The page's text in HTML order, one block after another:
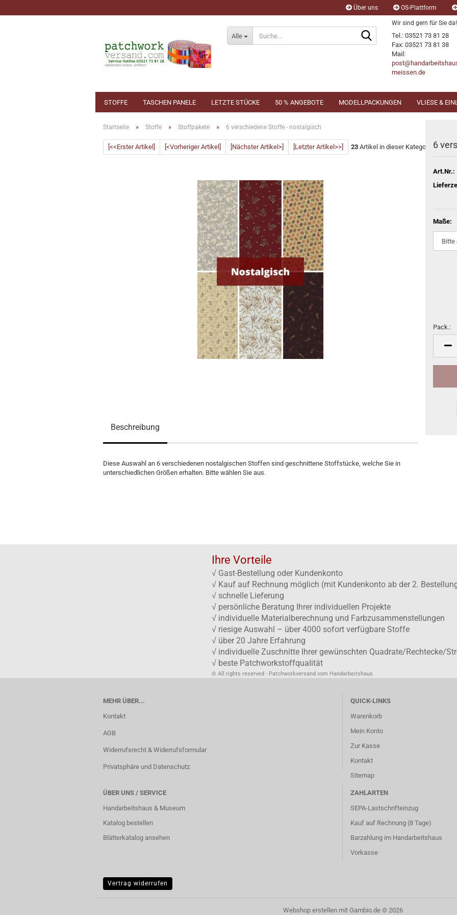
Über uns OS-Plattform
Alle
Wir sind gern für Sie da!
Tel.: 03521 73 81 28
Fax: 03521 73 81 38
Mail:
meissen.de
STOFFE TASCHEN PANELE LETZTE STÜCKE 50 % ANGEBOTE MODELLPACKUNGEN VLIESE &
Startseite » Stoffe » Stoffpakete » 6 verschiedene Stoffe - nostalgisch
[<<Erster Artikel] [<Vorheriger Artikel] [Nächster Artikel>] [Letzter Artikel>>] 23 Artikel in dieser Kategorie 6
Art.Nr.:
Maße:
Pack.:
Pack.
Beschreibung
Diese Auswahl an 6 verschiedenen nostalgischen Stoffen sind geschnittene Stoffstücke, welche Sie in
unterschiedlichen Größen erhalten. Bitte wählen Sie aus.
Ihre Vorteile
√ Gast-Bestellung oder Kundenkonto
√ Kauf auf Rechnung möglich (mit Kundenkonto ab der 2.
√ schnelle Lieferung
√ persönliche Beratung Ihrer individuellen Projekte
√ individuelle Materialberechnung und Farbzusammenstellungen
√ riesige Auswahl – über 4000 sofort verfügbare Stoffe
√ über 20 Jahre Erfahrung
√ individuelle Zuschnitte Ihrer gewünschten Quadrate/Rechtecke/
√ beste Patchworkstoffqualität
© All rights reserved - Patchworkversand vom Handarbeitshaus
MEHR ÜBER...
Kontakt
AGB
Widerrufsrecht & Widerrufsformular
Privatsphäre und Datenschutz
QUICK-LINKS
Warenkorb
Mein Konto
Zur Kasse
Kontakt
Sitemap
ÜBER UNS / SERVICE
Handarbeitshaus & Museum
Katalog bestellen
Blätterkatalog ansehen
ZAHLARTEN
SEPA-Lastschrifteinzug
Kauf auf Rechnung (8 Tage)
Barzahlung im Handarbeitshaus
Vorkasse
Vertrag widerrufen
Webshop erstellenmit Gambio.de © 2026